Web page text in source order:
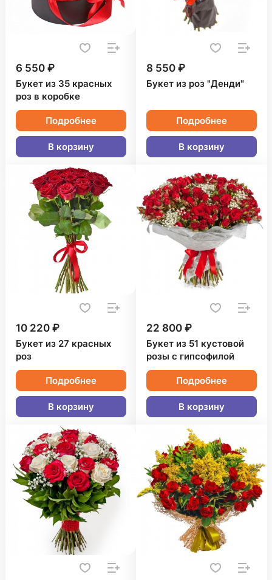
6 550 ₽
Букет из 35 красных
роз в коробке
Подробнее
В корзину
8 550 ₽
Букет из роз "Денди"
Подробнее
В корзину
10 220 ₽
Букет из 27 красных
роз
Подробнее
В корзину
22 800 ₽
Букет из 51 кустовой
розы с гипсофилой
Подробнее
В корзину